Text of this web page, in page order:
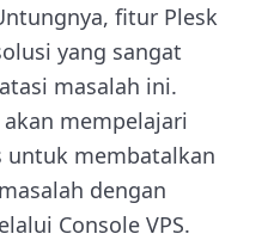
fitur Plesk
yang sangat
masalah ini.
mempelajari
untuk membatalkan
dengan
Console VPS.